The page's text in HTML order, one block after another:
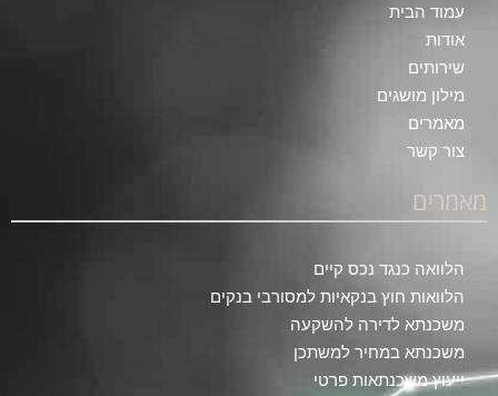
עמוד הבית
אודות
שירותים
מילון מושגים
מאמרים
צור קשר
מאמרים
הלוואה כנגד נכס קיים
הלוואות חוץ בנקאיות למסורבי בנקים
משכנתא לדירה להשקעה
משכנתא במחיר למשתכן
ייעוץ משכנתאות פרטי